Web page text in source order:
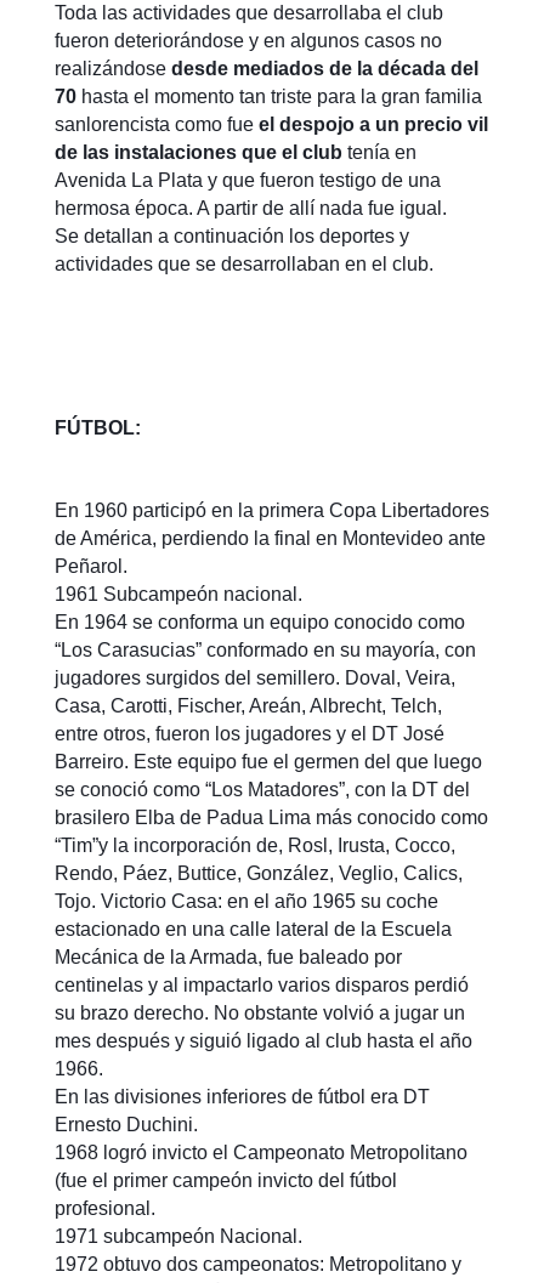
Toda las actividades que desarrollaba el club
fueron deteriorándose y en algunos casos no
realizándose desde mediados de la década del
70hasta el momento tan triste para la gran familia
sanlorencista como fue el despojo a un precio vil
de las instalaciones que el club tenía en
Avenida La Plata y que fueron testigo de una
hermosa época. A partir de allí nada fue igual.
Se detallan a continuación los deportes y
actividades que se desarrollaban en el club.
FÚTBOL:
En 1960 participó en la primera Copa Libertadores
de América, perdiendo la final en Montevideo ante
Peñarol.
1961 Subcampeón nacional.
En 1964 se conforma un equipo conocido como
“Los Carasucias” conformado en su mayoría, con
jugadores surgidos del semillero. Doval, Veira,
Casa, Carotti, Fischer, Areán, Albrecht, Telch,
entre otros, fueron los jugadores y el DT José
Barreiro. Este equipo fue el germen del que luego
se conoció como “Los Matadores”, con la DT del
brasilero Elba de Padua Lima más conocido como
“Tim”y la incorporación de, Rosl, Irusta, Cocco,
Rendo, Páez, Buttice, González, Veglio, Calics,
Tojo. Victorio Casa: en el año 1965 su coche
estacionado en una calle lateral de la Escuela
Mecánica de la Armada, fue baleado por
centinelas y al impactarlo varios disparos perdió
su brazo derecho. No obstante volvió a jugar un
mes después y siguió ligado al club hasta el año
1966.
En las divisiones inferiores de fútbol era DT
Ernesto Duchini.
1968 logró invicto el Campeonato Metropolitano
(fue el primer campeón invicto del fútbol
profesional.
1971 subcampeón Nacional.
1972 obtuvo dos campeonatos: Metropolitano y